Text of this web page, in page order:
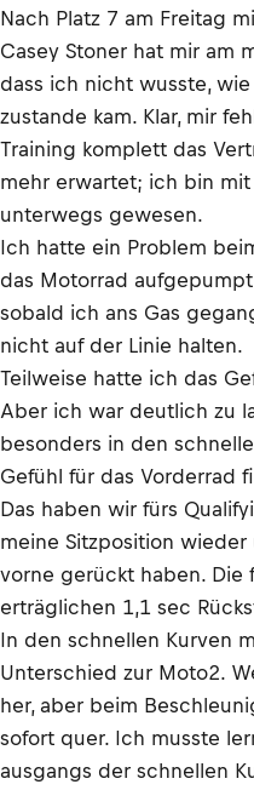
Nach Platz 7 am Freitag
Casey Stoner hat mir am
dass ich nicht wusste,
zustande kam. Klar, mir
Training komplett das
mehr erwartet; ich bin
unterwegs gewesen.
Ich hatte ein Problem
das Motorrad
sobald ich ans Gas
nicht auf der Linie halten.
Teilweise hatte ich das
Aber ich war deutlich zu
besonders in den
Gefühl für das Vorderrad
Das haben wir fürs
meine Sitzposition
vorne gerückt haben. Die
erträglichen 1,1 sec
In den schnellen Kurven
Unterschied zur Moto2.
her, aber beim
sofort quer. Ich musste
ausgangs der schnellen